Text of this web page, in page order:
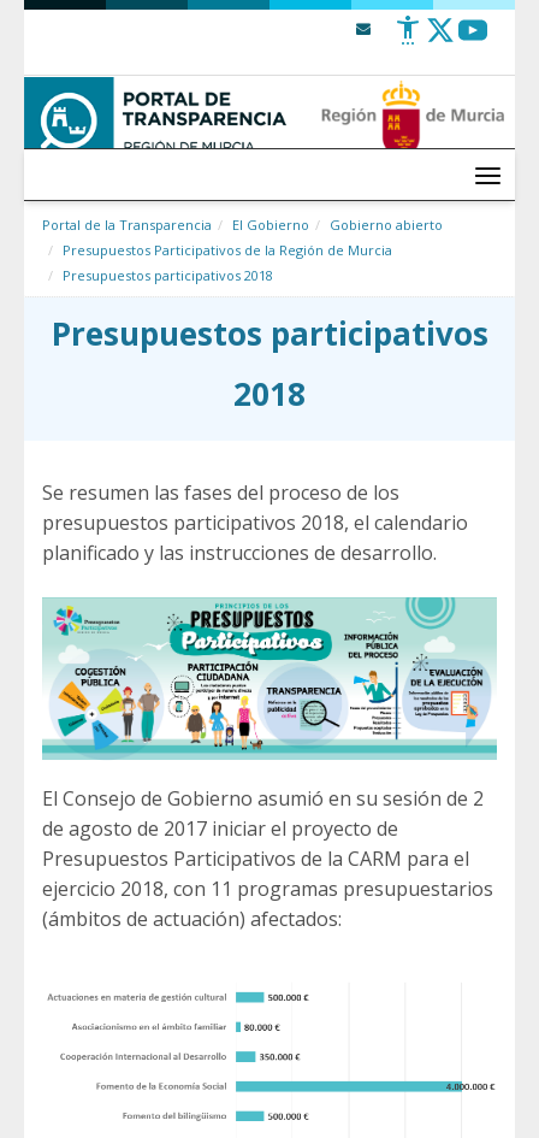
Saltar al contenido
Menú
Portal de la Transparencia El Gobierno
Gobierno abierto
Presupuestos Participativos de la Región de Murcia
Presupuestos participativos 2018
Presupuestos participativos
2018
Se resumen las fases del proceso de los
presupuestos participativos 2018, el calendario
planificado y las instrucciones de desarrollo.
El Consejo de Gobierno asumió en su sesión de 2
de agosto de 2017 iniciar el proyecto de
Presupuestos Participativos de la CARM para el
ejercicio 2018, con 11 programas presupuestarios
(ámbitos de actuación) afectados: